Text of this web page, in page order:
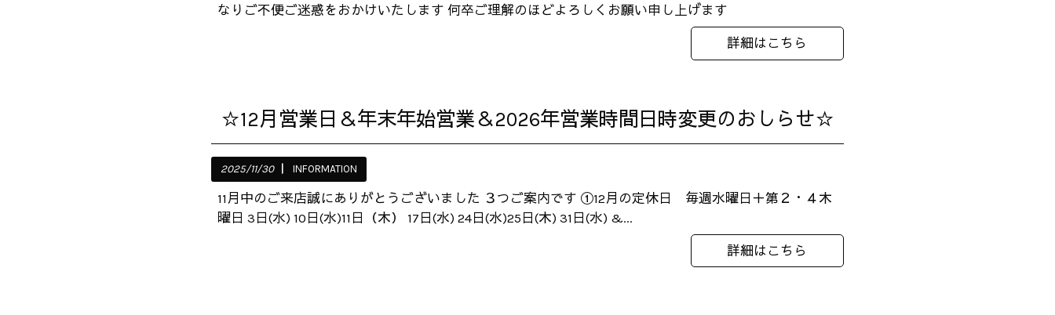
なりご不便ご迷惑をおかけいたします 何卒ご理解のほどよろしくお願い申し上げます
詳細はこちら
☆12月営業日＆年末年始営業＆2026年営業時間日時変更のおしらせ☆
2025/11/30 INFORMATION
11月中のご来店誠にありがとうございました ３つご案内です ①12月の定休日 毎週水曜日＋第２・４木
曜日 3日(水) 10日(水)11日（木） 17日(水) 24日(水)25日(木) 31日(水) &...
詳細はこちら